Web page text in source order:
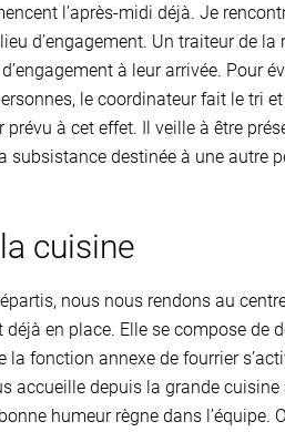
l’après-midi déjà. Je
d’engagement. Un traiteur de
à leur arrivée. Pour
le coordinateur fait le tri
à cet effet. Il veille à être
subsistance destinée à une autre
cuisine
nous nous rendons au
en place. Elle se compose de
fonction annexe de fourrier
accueille depuis la grande
humeur règne dans l’équipe.